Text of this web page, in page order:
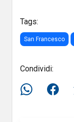
Tags:
San Francesco
Condividi: